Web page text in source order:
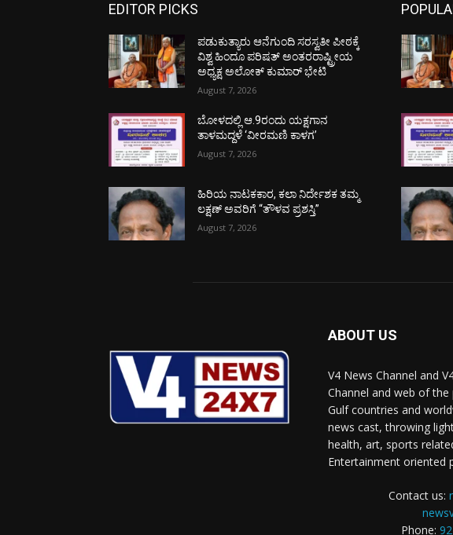
EDITOR PICKS
ಪಡುಕುತ್ಯಾರು ಆನೆಗುಂದಿ ಸರಸ್ವತೀ ಪೀಠಕ್ಕೆ
ವಿಶ್ವ ಹಿಂದೂ ಪರಿಷತ್ ಅಂತರರಾಷ್ಟ್ರೀಯ
ಅಧ್ಯಕ್ಷ ಅಲೋಕ್ ಕುಮಾರ್ ಭೇಟಿ
August 7, 2026
ಬೋಳದಲ್ಲಿ ಆ.9ರಂದು ಯಕ್ಷಗಾನ
ತಾಳಮದ್ದಳೆ ‘ವೀರಮಣಿ ಕಾಳಗ’
August 7, 2026
ಹಿರಿಯ ನಾಟಕಕಾರ, ಕಲಾ ನಿರ್ದೇಶಕ ತಮ್ಮ
ಲಕ್ಷಣ್ ಅವರಿಗೆ “ತೌಳವ ಪ್ರಶಸ್ತಿ”
August 7, 2026
ABOUT US
V4 News Channel and
Channel and web of
Gulf countries and
news cast, throwing
health, art, sports
Entertainment oriented
Contact us:
Phone: